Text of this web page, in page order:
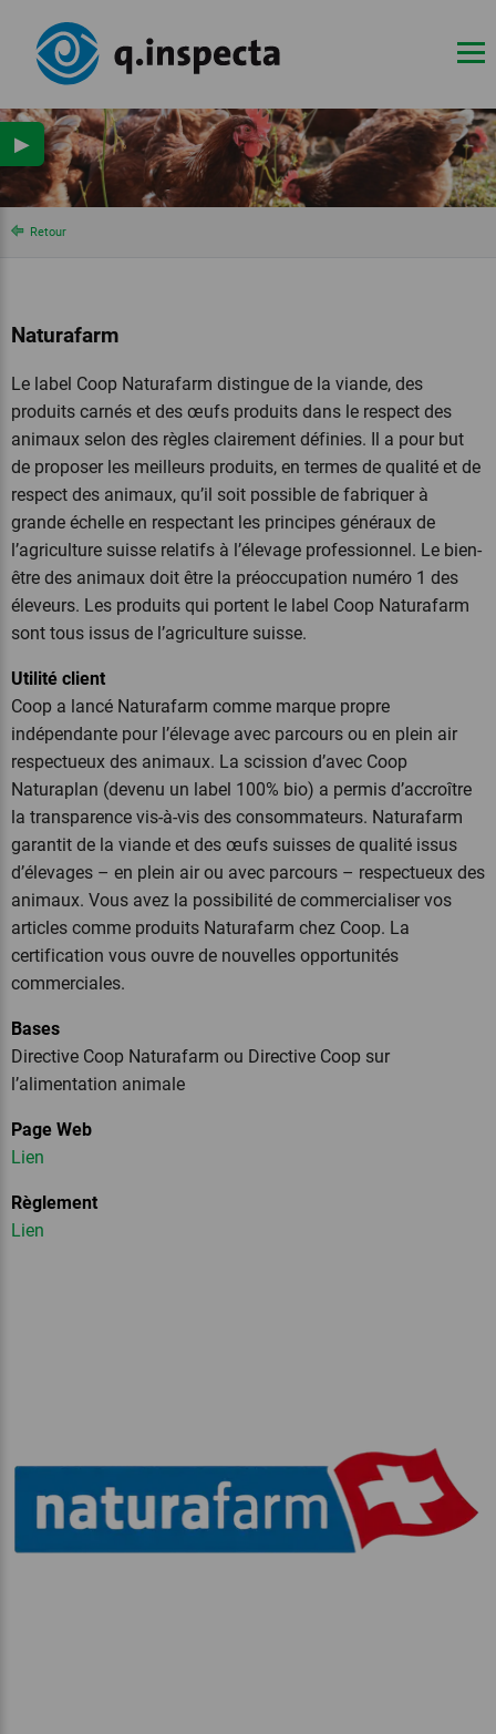
Retour
Naturafarm
Le label Coop Naturafarm distingue de la viande, des
produits carnés et des œufs produits dans le respect des
animaux selon des règles clairement définies. Il a pour but
de proposer les meilleurs produits, en termes de qualité et de
respect des animaux, qu’il soit possible de fabriquer à
grande échelle en respectant les principes généraux de
l’agriculture suisse relatifs à l’élevage professionnel. Le bien-
être des animaux doit être la préoccupation numéro 1 des
éleveurs. Les produits qui portent le label Coop Naturafarm
sont tous issus de l’agriculture suisse.
Utilité client
Coop a lancé Naturafarm comme marque propre
indépendante pour l’élevage avec parcours ou en plein air
respectueux des animaux. La scission d’avec Coop
Naturaplan (devenu un label 100% bio) a permis d’accroître
la transparence vis-à-vis des consommateurs. Naturafarm
garantit de la viande et des œufs suisses de qualité issus
d’élevages – en plein air ou avec parcours – respectueux des
animaux. Vous avez la possibilité de commercialiser vos
articles comme produits Naturafarm chez Coop. La
certification vous ouvre de nouvelles opportunités
commerciales.
Bases
Directive Coop Naturafarm ou Directive Coop sur
l’alimentation animale
Page Web
Lien
Règlement
Lien
▶